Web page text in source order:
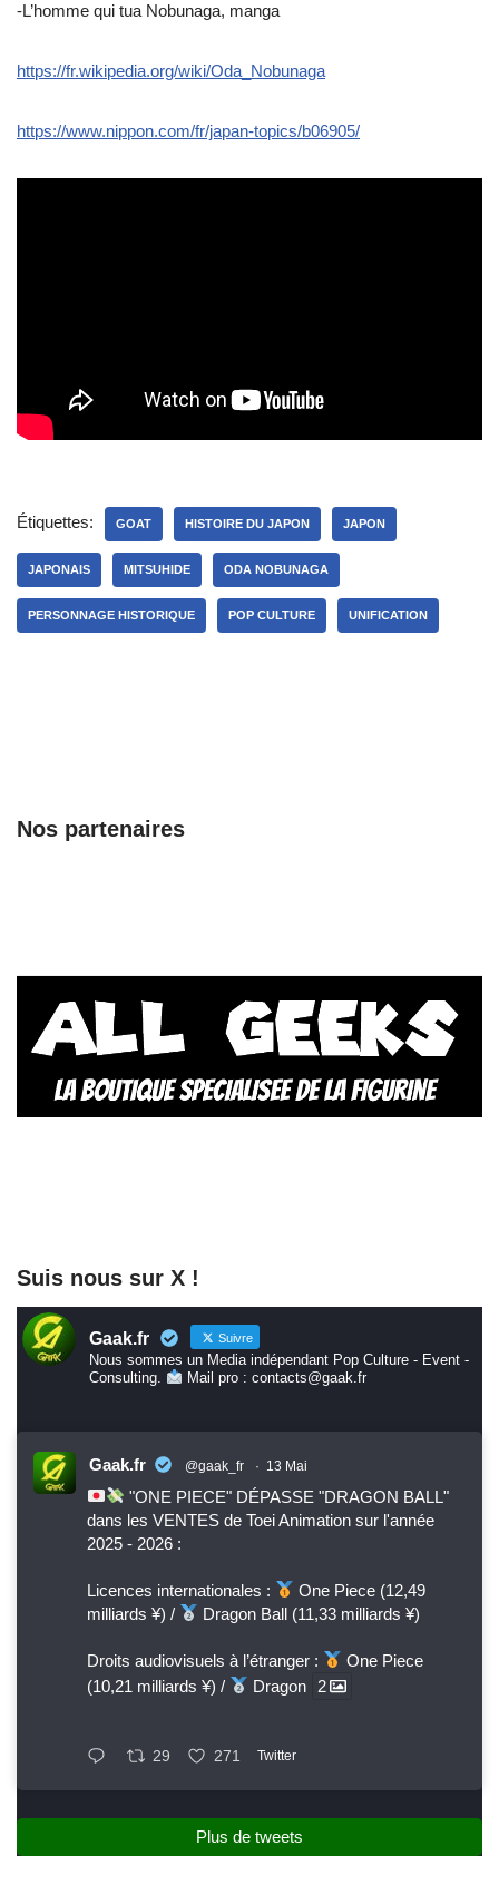
-L’homme qui tua Nobunaga, manga
https://fr.wikipedia.org/wiki/Oda_Nobunaga
https://www.nippon.com/fr/japan-topics/b06905/
Étiquettes: GOAT HISTOIRE DU JAPON JAPON
JAPONAIS MITSUHIDE ODA NOBUNAGA
PERSONNAGE HISTORIQUE POP CULTURE UNIFICATION
Nos partenaires
Suis nous sur X !
Gaak.fr Suivre
Nous sommes un Media indépendant Pop Culture - Event -
Consulting.
Mail pro : contacts@gaak.fr
Gaak.fr @gaak_fr · 13 Mai
"ONE PIECE" DÉPASSE "DRAGON BALL"
dans les VENTES de Toei Animation sur l'année
2025 - 2026 :
Licences internationales :
One Piece (12,49
milliards ¥) /
Dragon Ball (11,33 milliards ¥)
Droits audiovisuels à l’étranger :
One Piece
(10,21 milliards ¥) /
Dragon 2
29 271 Twitter
Plus de tweets